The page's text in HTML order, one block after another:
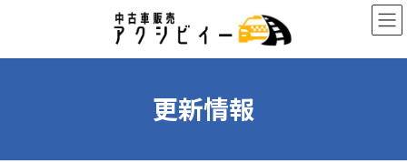
ン
ー
更新情報